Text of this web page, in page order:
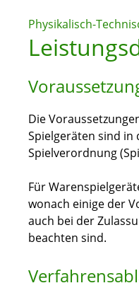
Physikalisch-
Die
Spielgeräten sind in
Spielverordnung
Für
wonach einige der
auch bei der
beachten sind.